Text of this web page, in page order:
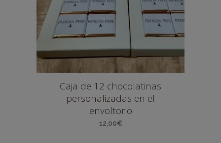
Caja de 12 chocolatinas
personalizadas en el
envoltorio
12,00€